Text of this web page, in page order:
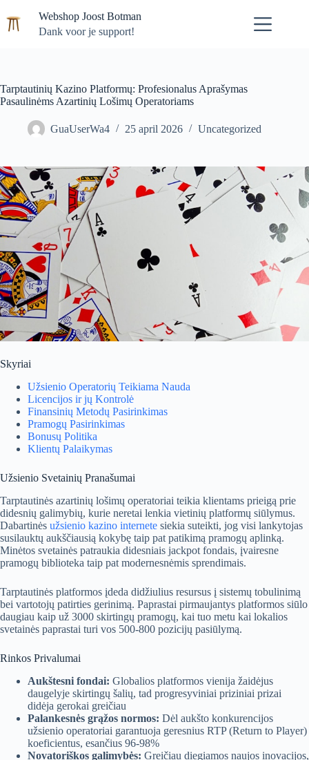
naar
de
Webshop Joost Botman
Dank voor je support!
Tarptautinių Kazino Platformų: Profesionalus Aprašymas
Pasaulinėms Azartinių Lošimų Operatoriams
GuaUserWa4 25 april 2026 Uncategorized
Skyriai
Užsienio Operatorių Teikiama Nauda
Licencijos ir jų Kontrolė
Finansinių Metodų Pasirinkimas
Pramogų Pasirinkimas
Bonusų Politika
Klientų Palaikymas
Užsienio Svetainių Pranašumai
Tarptautinės azartinių lošimų operatoriai teikia klientams prieigą prie
didesnių galimybių, kurie neretai lenkia vietinių platformų siūlymus.
Dabartinės užsienio kazino internete siekia suteikti, jog visi lankytojas
susilauktų aukščiausią kokybę taip pat patikimą pramogų aplinką.
Minėtos svetainės patraukia didesniais jackpot fondais, įvairesne
pramogų biblioteka taip pat modernesnėmis sprendimais.
Tarptautinės platformos įdeda didžiulius resursus į sistemų tobulinimą
bei vartotojų patirties gerinimą. Paprastai pirmaujantys platformos siūlo
daugiau kaip už 3000 skirtingų pramogų, kai tuo metu kai lokalios
svetainės paprastai turi vos 500-800 pozicijų pasiūlymą.
Rinkos Privalumai
Aukštesni fondai: Globalios platformos vienija žaidėjus
daugelyje skirtingų šalių, tad progresyviniai priziniai prizai
didėja gerokai greičiau
Palankesnės grąžos normos: Dėl aukšto konkurencijos
užsienio operatoriai garantuoja geresnius RTP (Return to Player)
koeficientus, esančius 96-98%
Novatoriškos galimybės: Greičiau diegiamos naujos inovacijos,